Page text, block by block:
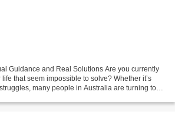
Guidance and Real Solutions Are you currently
that seem impossible to solve? Whether it’s
many people in Australia are turning to